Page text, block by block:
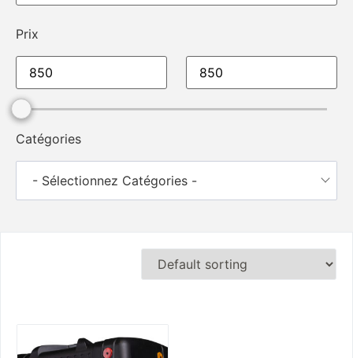
Prix
Catégories
- Sélectionnez Catégories -